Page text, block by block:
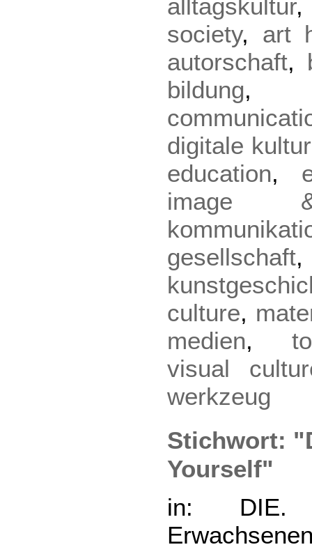
alltagskultur
society, art
autorschaft,
bildung
digitale kultur
education,
image
gesellschaft
culture,
medien,
visual
werkzeug
Stichwort:
Yourself"
in: DIE.